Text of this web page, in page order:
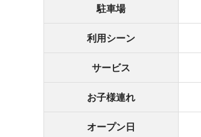
駐車場
利用シーン
サービス
お子様連れ
オープン日